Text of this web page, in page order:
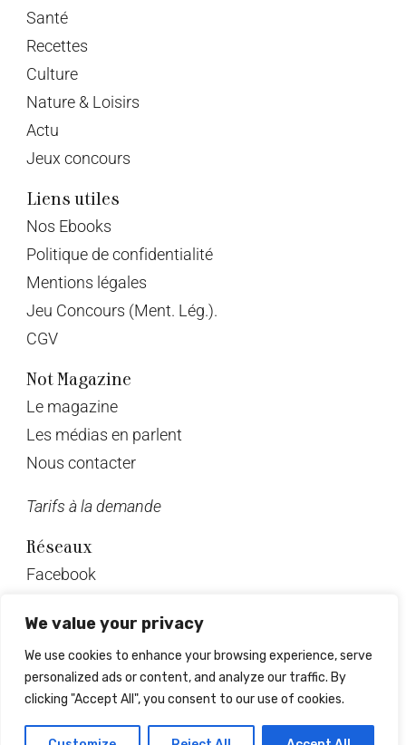
We value your privacy
We use cookies to enhance your browsing experience, serve
personalized ads or content, and analyze our traffic. By
clicking "Accept All", you consent to our use of cookies.
Santé
Recettes
Culture
Nature & Loisirs
Actu
Jeux concours
Liens utiles
Nos Ebooks
Politique de confidentialité
Mentions légales
Jeu Concours (Ment. Lég.).
CGV
Not Magazine
Le magazine
Les médias en parlent
Nous contacter
Tarifs à la demande
Réseaux
Facebook
Instagram
Pinterest
Linkedin
© Not Magazine 2023